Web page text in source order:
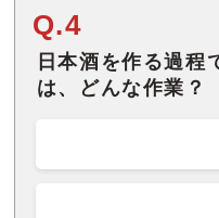
Q.4
日本酒を作る過程
は、どんな作業？